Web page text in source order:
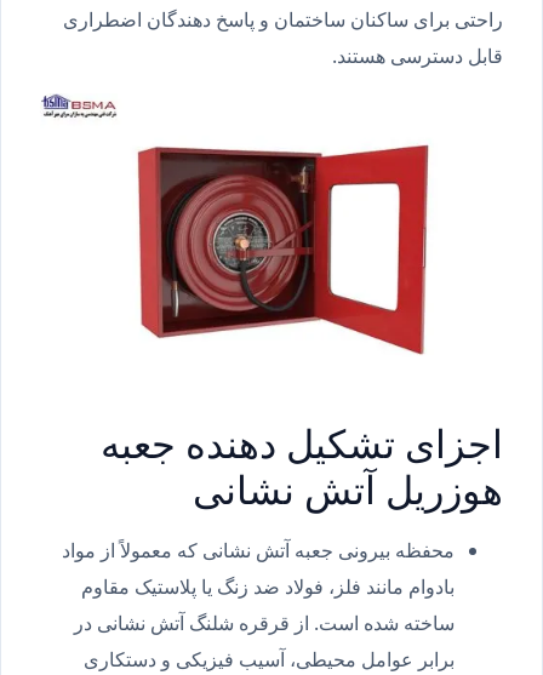
راحتی برای ساکنان ساختمان و پاسخ دهندگان اضطراری
قابل دسترسی هستند.
اجزای تشکیل دهنده جعبه
هوزریل آتش نشانی
محفظه بیرونی جعبه آتش نشانی که معمولاً از مواد
بادوام مانند فلز، فولاد ضد زنگ یا پلاستیک مقاوم
ساخته شده است. از قرقره شلنگ آتش نشانی در
برابر عوامل محیطی، آسیب فیزیکی و دستکاری